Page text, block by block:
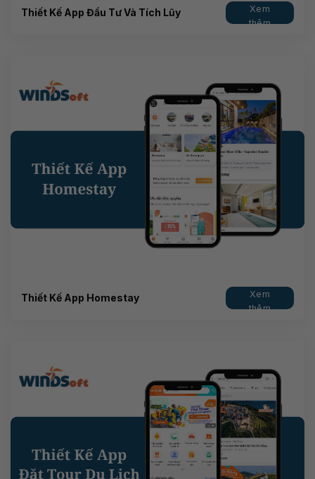
Thiết Kế App Đầu Tư Và Tích Lũy
Xem
thêm
Thiết Kế App Homestay
Xem
thêm